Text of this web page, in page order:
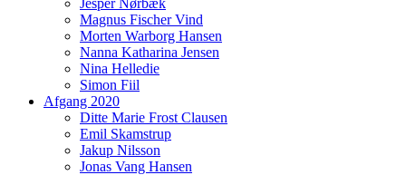
Magnus Fischer Vind
Morten Warborg Hansen
Nanna Katharina Jensen
Nina Helledie
Simon Fiil
Afgang 2020
Ditte Marie Frost Clausen
Emil Skamstrup
Jakup Nilsson
Jonas Vang Hansen